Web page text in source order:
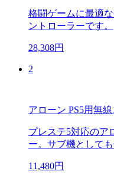
格闘ゲームに最適
ントローラーです。
28,308円
2
アローン PS5用無
プレステ5対応のア
ー。サブ機としても
11,480円